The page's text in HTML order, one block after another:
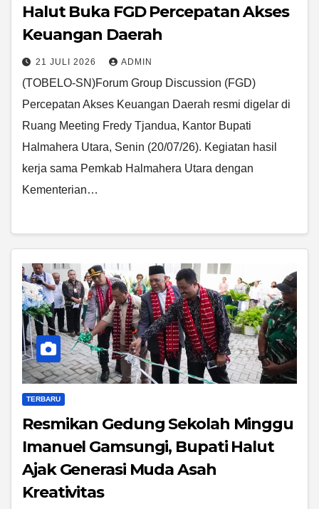
Halut Buka FGD Percepatan Akses
Keuangan Daerah
21 JULI 2026 ADMIN
(TOBELO-SN)Forum Group Discussion (FGD)
Percepatan Akses Keuangan Daerah resmi digelar di
Ruang Meeting Fredy Tjandua, Kantor Bupati
Halmahera Utara, Senin (20/07/26). Kegiatan hasil
kerja sama Pemkab Halmahera Utara dengan
Kementerian…
TERBARU
Resmikan Gedung Sekolah Minggu
Imanuel Gamsungi, Bupati Halut
Ajak Generasi Muda Asah
Kreativitas